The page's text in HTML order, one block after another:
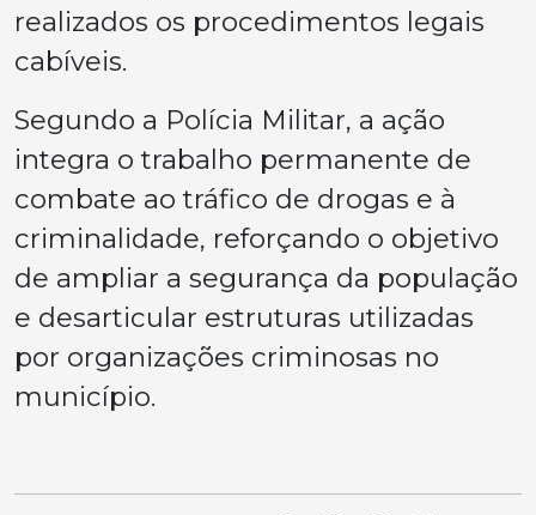
realizados os procedimentos legais
cabíveis.
Segundo a Polícia Militar, a ação
integra o trabalho permanente de
combate ao tráfico de drogas e à
criminalidade, reforçando o objetivo
de ampliar a segurança da população
e desarticular estruturas utilizadas
por organizações criminosas no
município.